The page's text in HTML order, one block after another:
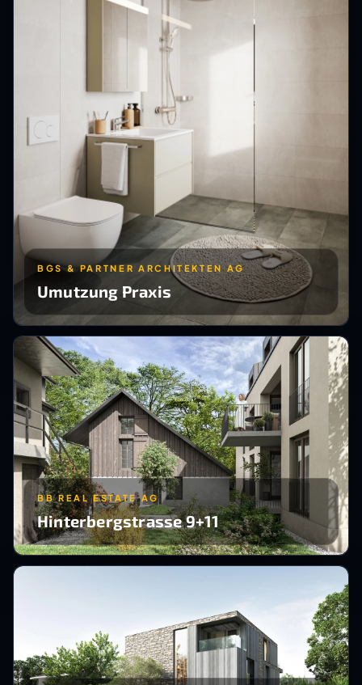
BGS & PARTNER ARCHITEKTEN AG
Umutzung Praxis
BB REAL ESTATE AG
Hinterbergstrasse 9+11